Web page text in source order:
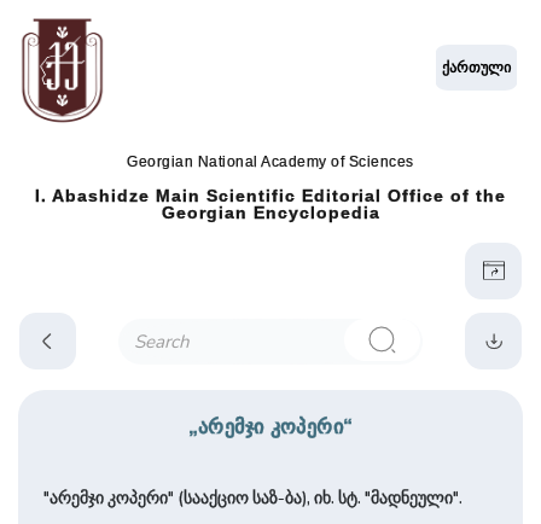
Georgian National Academy of Sciences
I. Abashidze Main Scientific Editorial Office of the
Georgian Encyclopedia
ქართული
„არემჯი კოპერი“
"არემჯი კოპერი" (სააქციო საზ-ბა), იხ. სტ. "მადნეული".